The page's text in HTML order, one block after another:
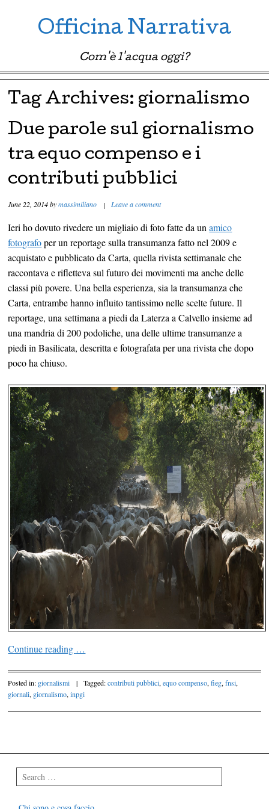
Officina Narrativa
Com'è l'acqua oggi?
Menu ☰
Skip to content
Tag Archives: giornalismo
Due parole sul giornalismo
tra equo compenso e i
contributi pubblici
June 22, 2014bymassimiliano | Leave a comment
Ieri ho dovuto rivedere un migliaio di foto fatte da unamico
fotografoper un reportage sulla transumanza fatto nel 2009 e
acquistato e pubblicato da Carta, quella rivista settimanale che
raccontava e rifletteva sul futuro dei movimenti ma anche delle
classi più povere. Una bella esperienza, sia la transumanza che
Carta, entrambe hanno influito tantissimo nelle scelte future. Il
reportage, una settimana a piedi da Laterza a Calvello insieme ad
una mandria di 200 podoliche, una delle ultime transumanze a
piedi in Basilicata, descritta e fotografata per una rivista che dopo
poco ha chiuso.
Continue reading …
Posted in: giornalismi | Tagged:contributi pubblici,equo compenso,fieg,fnsi,
giornali, giornalismo,inpgi
Search